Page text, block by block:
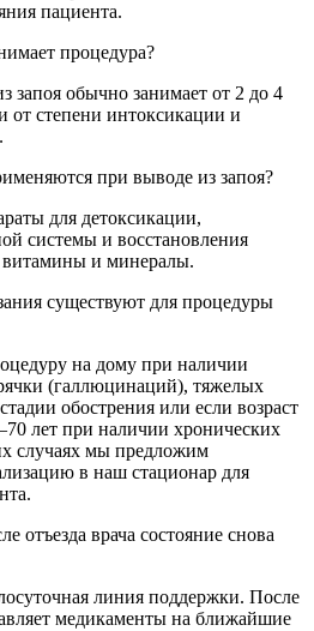
пациента.
процедура?
запоя обычно занимает от 2 до 4
от степени интоксикации и
при выводе из запоя?
для детоксикации,
системы и восстановления
витамины и минералы.
существуют для процедуры
на дому при наличии
(галлюцинаций), тяжелых
обострения или если возраст
лет при наличии хронических
случаях мы предложим
в наш стационар для
отъезда врача состояние снова
линия поддержки. После
медикаменты на ближайшие